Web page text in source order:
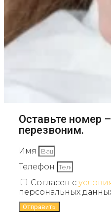
Оставьте номер
перезвоним.
Имя
Телефон
Согласен с
персональных
Отправить